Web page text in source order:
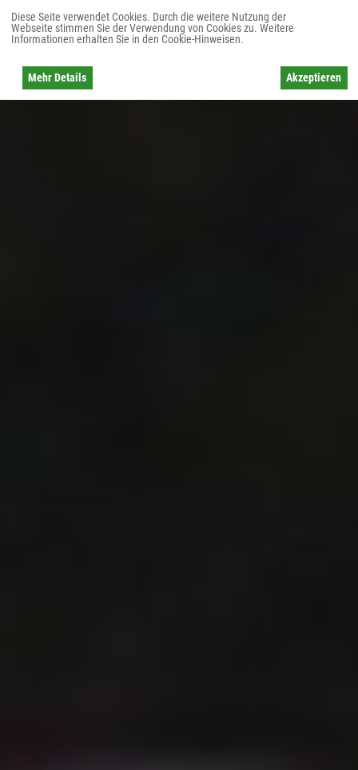
Diese Seite verwendet Cookies. Durch die weitere Nutzung der
Webseite stimmen Sie der Verwendung von Cookies zu. Weitere
Informationen erhalten Sie in den Cookie-Hinweisen.
Mehr Details Akzeptieren